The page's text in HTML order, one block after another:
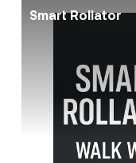
Smart Rollator